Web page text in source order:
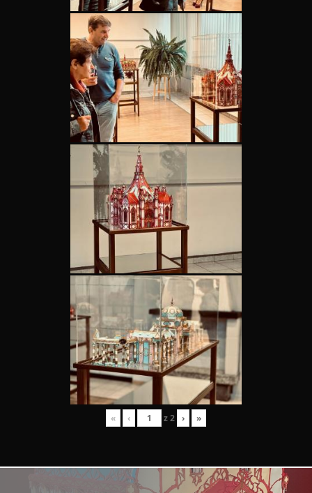
« ‹ z2 › »
Post navigation